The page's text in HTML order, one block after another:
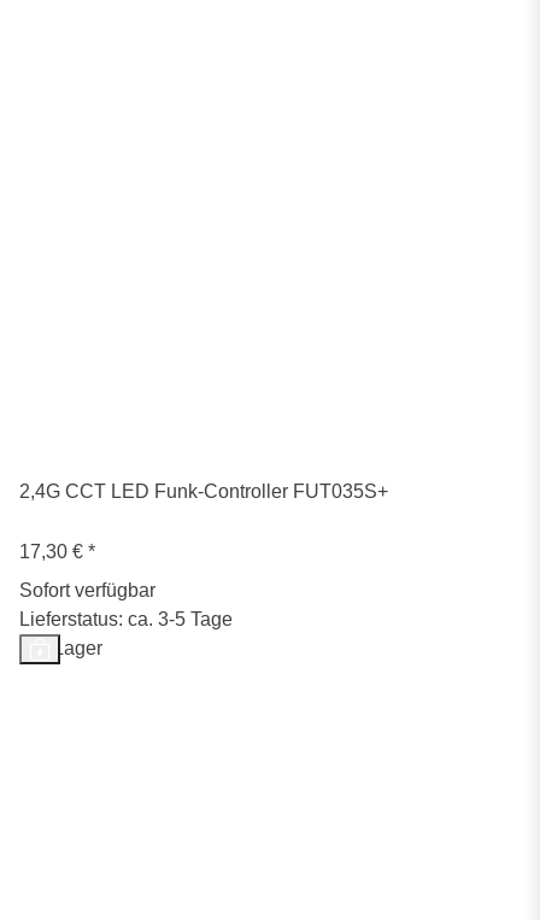
2,4G CCT LED Funk-Controller FUT035S+
17,30 € *
Sofort verfügbar
Lieferstatus: ca. 3-5 Tage
Auf Lager